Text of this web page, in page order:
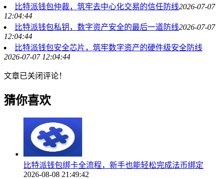
比特派钱包仲裁，筑牢去中心化交易的信任防线2026-07-07
12:04:44
比特派钱包私钥，数字资产安全的最后一道防线2026-07-07
12:04:44
比特派钱包安全芯片，筑牢数字资产的硬件级安全防线
2026-07-07 12:04:44
文章已关闭评论！
猜你喜欢
比特派钱包绑卡全流程，新手也能轻松完成法币绑定
2026-08-08 21:49:42